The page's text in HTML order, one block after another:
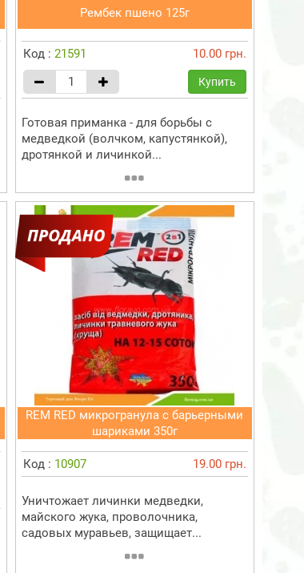
Рембек пшено 125г
Код : 21591 10.00 грн.
Купить
Готовая приманка - для борьбы с
медведкой (волчком, капустянкой),
дротянкой и личинкой...
REM RED микрогранула с барьерными
шариками 350г
Код : 10907 19.00 грн.
Уничтожает личинки медведки,
майского жука, проволочника,
садовых муравьев, защищает...